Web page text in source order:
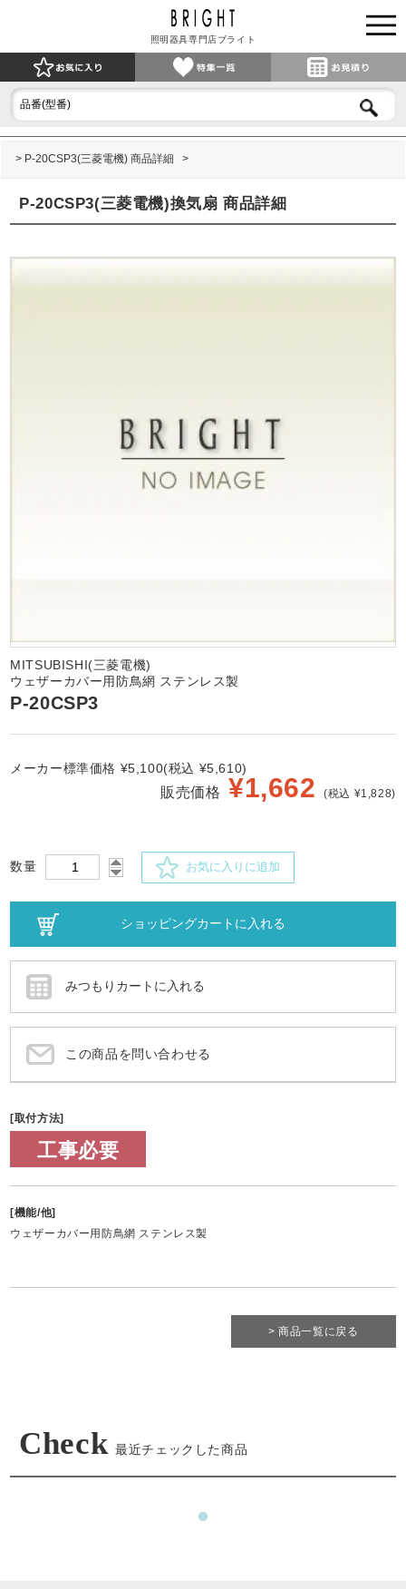
照明器具専門店ブライト
P-20CSP3(三菱電機) 商品詳細
P-20CSP3(三菱電機)換気扇 商品詳細
MITSUBISHI(三菱電機)
ウェザーカバー用防鳥網 ステンレス製
P-20CSP3
メーカー標準価格 ¥5,100(税込 ¥5,610)
販売価格 ¥1,662 (税込 ¥1,828)
数量 お気に入りに追加
この商品を問い合わせる
[取付方法]
工事必要
[機能/他]
ウェザーカバー用防鳥網 ステンレス製
> 商品一覧に戻る
Check 最近チェックした商品